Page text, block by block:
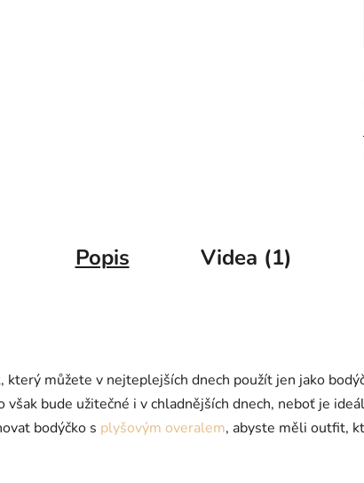
Popis Videa (1)
který můžete v nejteplejších dnech použít jen jako
však bude užitečné i v chladnějších dnech, neboť je
bodýčko s plyšovým overalem, abyste měli outfit,